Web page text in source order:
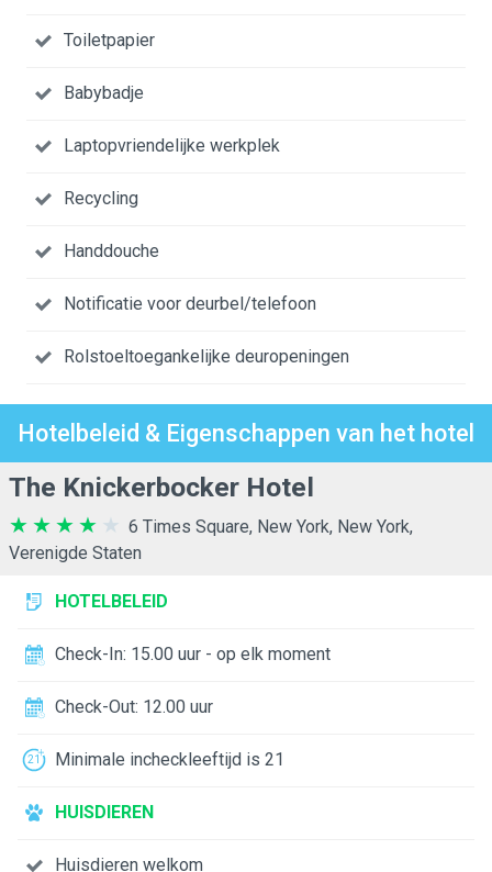
Toiletpapier
Babybadje
Laptopvriendelijke werkplek
Recycling
Handdouche
Notificatie voor deurbel/telefoon
Rolstoeltoegankelijke deuropeningen
Hotelbeleid & Eigenschappen van het hotel
The Knickerbocker Hotel
6 Times Square, New York, New York,
Verenigde Staten
HOTELBELEID
Check-In: 15.00 uur - op elk moment
Check-Out: 12.00 uur
Minimale incheckleeftijd is 21
HUISDIEREN
Huisdieren welkom